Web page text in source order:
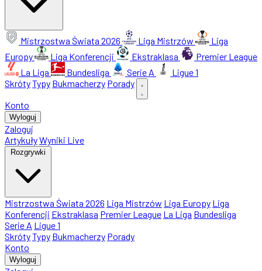
Mistrzostwa Świata 2026 Liga Mistrzów
Liga
Europy
Liga Konferencji Ekstraklasa
Premier League
La Liga
Bundesliga Serie A
Ligue 1
SkrótyTypy Bukmacherzy Porady
Konto
Wyloguj
Zaloguj
ArtykułyWyniki Live
Rozgrywki
Mistrzostwa Świata 2026 Liga Mistrzów Liga Europy Liga
Konferencji Ekstraklasa Premier League La Liga Bundesliga
Serie A Ligue 1
SkrótyTypy Bukmacherzy Porady
Konto
Wyloguj